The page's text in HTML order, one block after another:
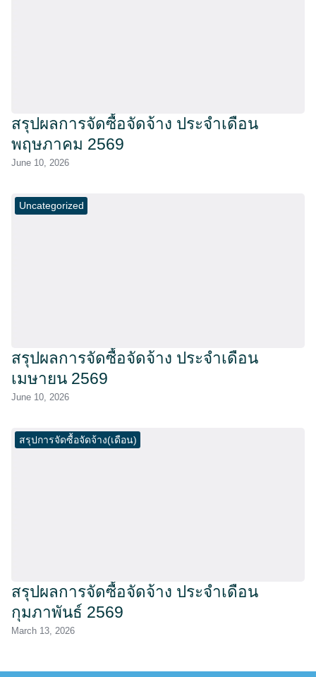
สรุปผลการจัดซื้อจัดจ้าง ประจำเดือน
พฤษภาคม 2569
June 10, 2026
Uncategorized
สรุปผลการจัดซื้อจัดจ้าง ประจำเดือน
เมษายน 2569
June 10, 2026
สรุปการจัดซื้อจัดจ้าง(เดือน)
สรุปผลการจัดซื้อจัดจ้าง ประจำเดือน
กุมภาพันธ์ 2569
March 13, 2026